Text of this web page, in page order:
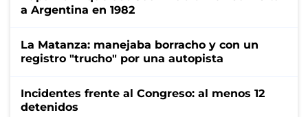
a Argentina en 1982
La Matanza: manejaba borracho y con un
registro "trucho" por una autopista
Incidentes frente al Congreso: al menos 12
detenidos